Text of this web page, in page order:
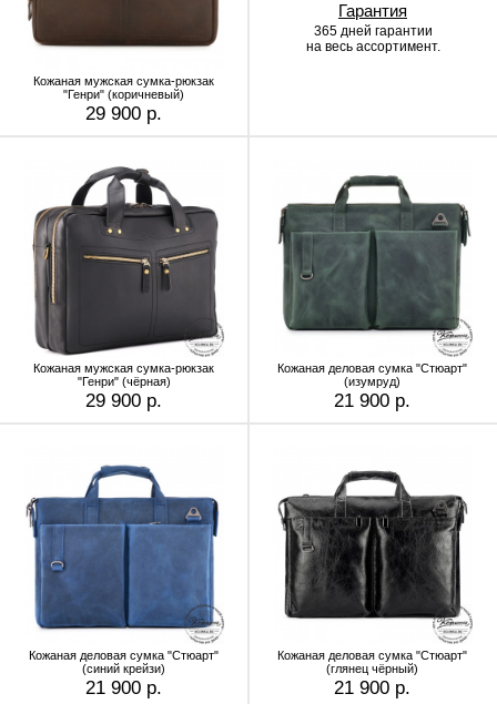
Кожаная мужская сумка-рюкзак
"Генри" (коричневый)
29 900 р.
Гарантия
365 дней гарантии
на весь ассортимент.
Кожаная мужская сумка-рюкзак
"Генри" (чёрная)
29 900 р.
Кожаная деловая сумка "Стюарт"
(изумруд)
21 900 р.
Кожаная деловая сумка "Стюарт"
(синий крейзи)
21 900 р.
Кожаная деловая сумка "Стюарт"
(глянец чёрный)
21 900 р.